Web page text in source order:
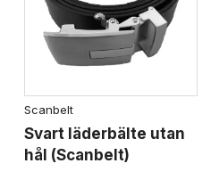
Scanbelt
Svart läderbälte utan
hål (Scanbelt)